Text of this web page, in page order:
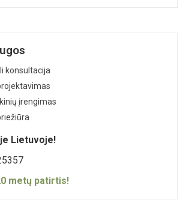
konsultacija
įrengimas
Lietuvoje!
metų patirtis!